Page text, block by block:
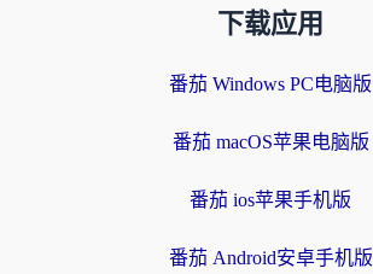
下载应用
番茄 Windows PC电脑版
番茄 macOS苹果电脑版
番茄 ios苹果手机版
番茄 Android安卓手机版